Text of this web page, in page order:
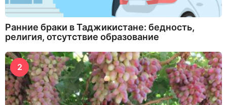
Ранние браки в Таджикистане: бедность,
религия, отсутствие образование
2